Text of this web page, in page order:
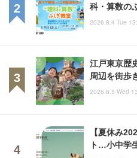
科・算数の
2026.8.4 Tue
江戸東京歴
周辺を街歩
2026.8.5 Wed
【夏休み
ト…小中学